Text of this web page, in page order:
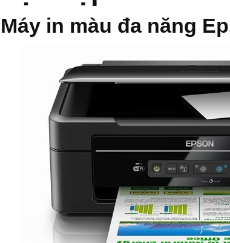
Máy in màu đa năng